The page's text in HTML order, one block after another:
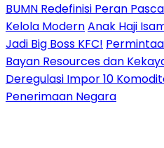
BUMN Redefinisi Peran
Kelola ModernAnak Haji
Jadi Big Boss KFC!
Bayan Resources dan
Deregulasi Impor 10
Penerimaan Negara